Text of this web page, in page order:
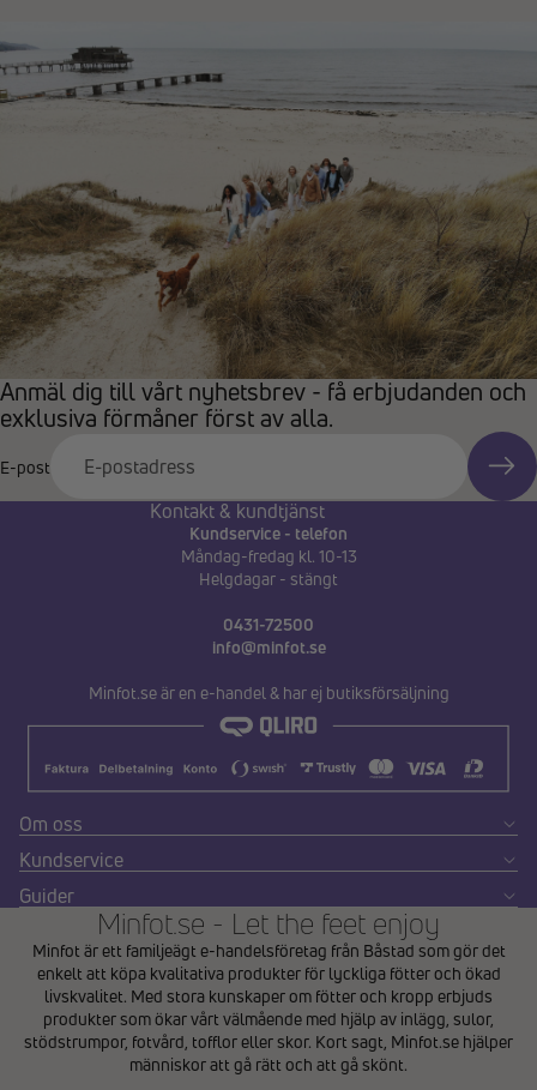
Anmäl dig till vårt nyhetsbrev - få erbjudanden och
exklusiva förmåner först av alla.
E-post
Kontakt & kundtjänst
Kundservice - telefon
Måndag-fredag kl. 10-13
Helgdagar - stängt
0431-72500
info@minfot.se
Minfot.se är en e-handel & har ej butiksförsäljning
Om oss
Kundservice
Guider
Minfot.se - Let the feet enjoy
Minfot är ett familjeägt e-handelsföretag från Båstad som gör det
enkelt att köpa kvalitativa produkter för lyckliga fötter och ökad
livskvalitet. Med stora kunskaper om fötter och kropp erbjuds
produkter som ökar vårt välmående med hjälp av inlägg, sulor,
stödstrumpor, fotvård, tofflor eller skor. Kort sagt, Minfot.se hjälper
människor att gå rätt och att gå skönt.